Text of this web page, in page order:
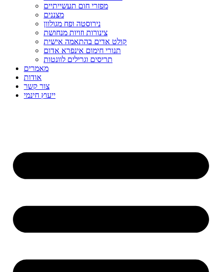
מפזרי חום תעשייתיים
מצננים
נירוסטה ופח מגולוון
צינורות וזויות מנחושת
קולט אדים בהתאמה אישית
תנורי חימום אינפרא אדום
תריסים וגרילים לוונטות
מאמרים
אודות
צור קשר
ייעוץ חינמי